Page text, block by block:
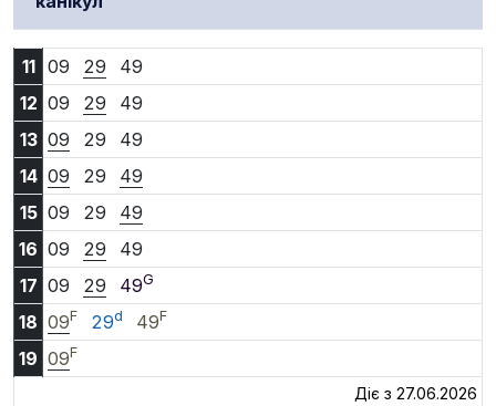
11 09 11:09
29 11:29
49
12 09 12:09
29 12:29
49
13 09 13:09
29 13:29
49
14 09 14:09
29 14:29
49
15 09 15:09
29 15:29
49
16 09 16:09
29 16:29
49
17 09 17:09
29 17:29
49G
18 09F 18:09
29d 18:29
49F
19 09F
Діє з 27.06.2026